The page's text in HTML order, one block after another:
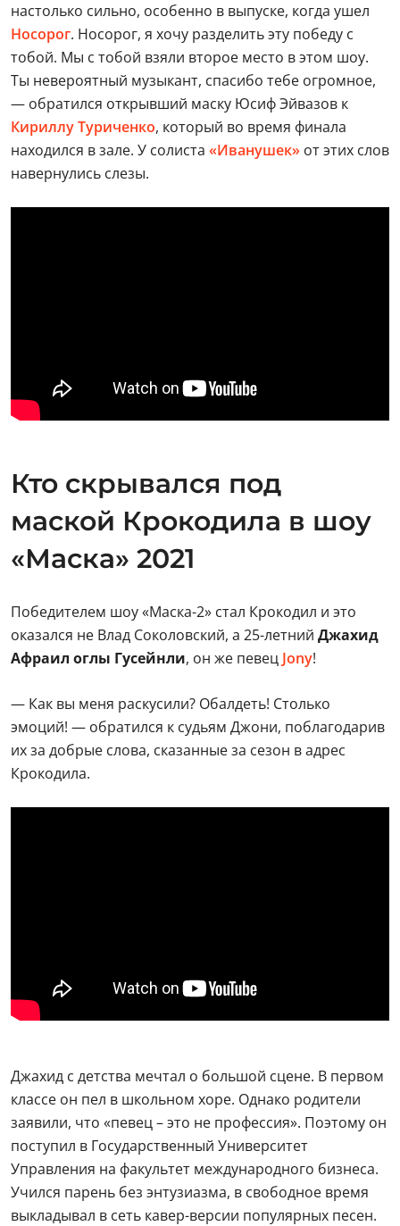
настолько сильно, особенно в выпуске, когда ушел
Носорог. Носорог, я хочу разделить эту победу с
тобой. Мы с тобой взяли второе место в этом шоу.
Ты невероятный музыкант, спасибо тебе огромное,
— обратился открывший маску Юсиф Эйвазов к
Кириллу Туриченко, который во время финала
находился в зале. У солиста «Иванушек» от этих слов
навернулись слезы.
Кто скрывался под
маской Крокодила в шоу
«Маска» 2021
Победителем шоу «Маска-2» стал Крокодил и это
оказался не Влад Соколовский, а 25-летний Джахид
Афраил оглы Гусейнли, он же певец Jony!
— Как вы меня раскусили? Обалдеть! Столько
эмоций! — обратился к судьям Джони, поблагодарив
их за добрые слова, сказанные за сезон в адрес
Крокодила.
Джахид с детства мечтал о большой сцене. В первом
классе он пел в школьном хоре. Однако родители
заявили, что «певец – это не профессия». Поэтому он
поступил в Государственный Университет
Управления на факультет международного бизнеса.
Учился парень без энтузиазма, в свободное время
выкладывал в сеть кавер-версии популярных песен.